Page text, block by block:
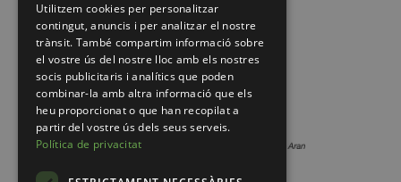
Utilitzem cookies per personalitzar
contingut, anuncis i per analitzar el nostre
trànsit. També compartim informació sobre
el vostre ús del nostre lloc amb els nostres
socis publicitaris i analítics que poden
combinar-la amb altra informació que els
heu proporcionat o que han recopilat a
partir del vostre ús dels seus serveis.
Política de privacitat